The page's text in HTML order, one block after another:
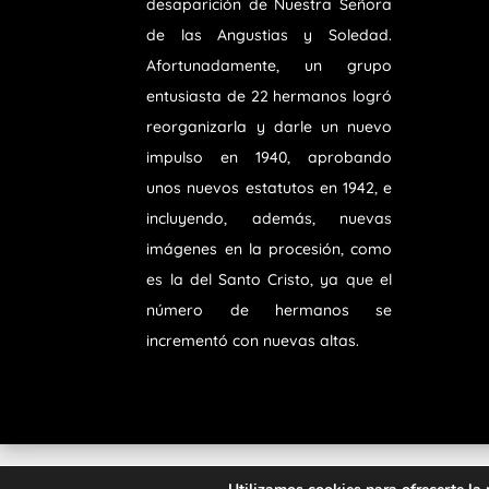
desaparición de Nuestra Señora
de las Angustias y Soledad.
Afortunadamente, un grupo
entusiasta de 22 hermanos logró
reorganizarla y darle un nuevo
impulso en 1940, aprobando
unos nuevos estatutos en 1942, e
incluyendo, además, nuevas
imágenes en la procesión, como
es la del Santo Cristo, ya que el
número de hermanos se
incrementó con nuevas altas.